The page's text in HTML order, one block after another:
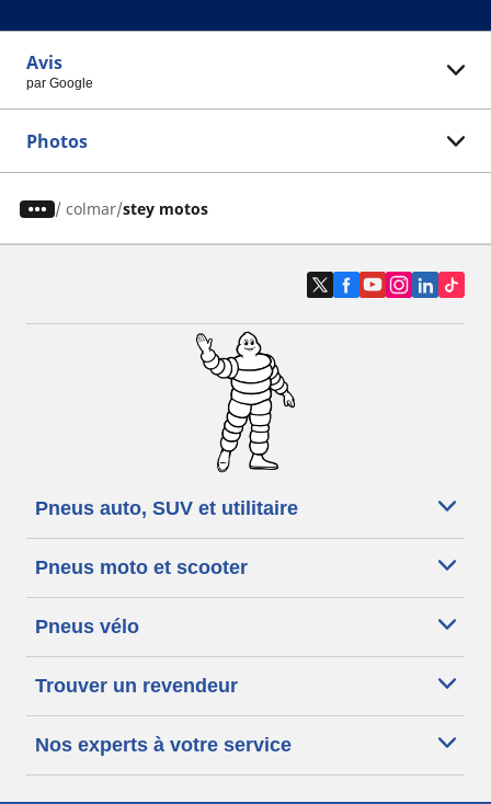
Avis
par Google
Photos
/ colmar stey motos
Pneus auto, SUV et utilitaire
Pneus moto et scooter
Pneus vélo
Trouver un revendeur
Nos experts à votre service